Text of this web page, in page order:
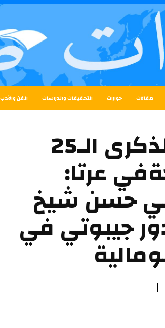
مقالات حوارات التحقيقات والدراسات الفن والأدب
بمناسبة إحياء الذكرى الـ25
عرتا:
حسن شيخ
جيبوتي في